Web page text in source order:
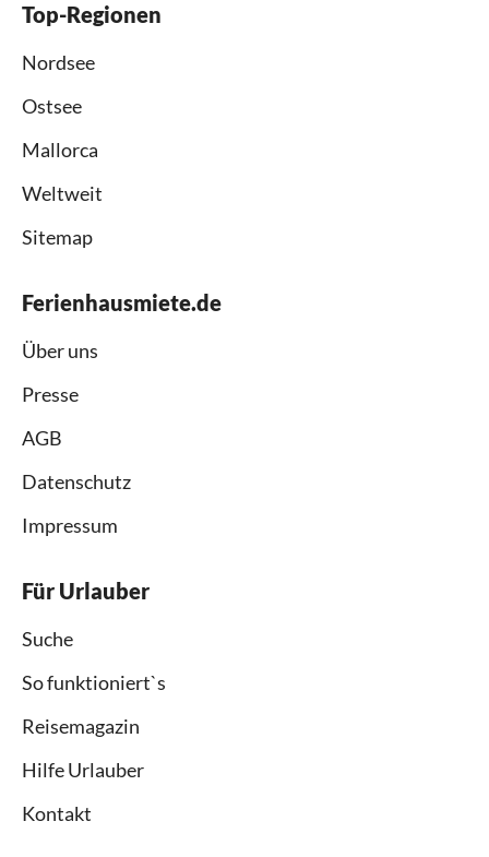
Top-Regionen
Nordsee
Ostsee
Mallorca
Weltweit
Sitemap
Ferienhausmiete.de
Über uns
Presse
AGB
Datenschutz
Impressum
Für Urlauber
Suche
So funktioniert`s
Reisemagazin
Hilfe Urlauber
Kontakt